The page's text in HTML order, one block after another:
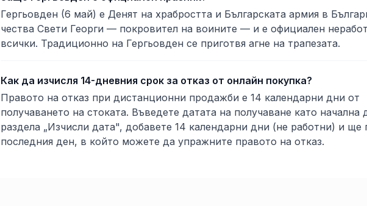
Гергьовден (6 май) е Денят на храбростта и Българската армия в
чества Свети Георги — покровител на воините — и е официален
всички. Традиционно на Гергьовден се приготвя агне на трапезата.
Как да изчисля 14-дневния срок за отказ от онлайн покупка?
Правото на отказ при дистанционни продажби е 14 календарни дни от
получаването на стоката. Въведете датата на получаване като начална
раздела „Изчисли дата", добавете 14 календарни дни (не работни) и ще
последния ден, в който можете да упражните правото на отказ.